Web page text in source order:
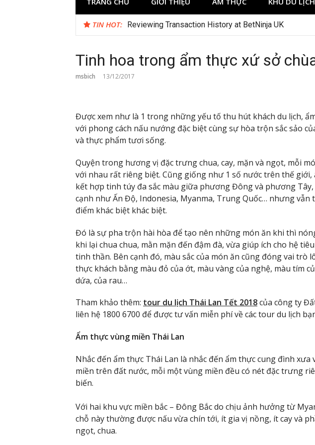
TIN HOT: Test
Tinh hoa trong ẩm thực xứ sở
msbich 13/12/2017
Được xem như là 1 trong những yếu tố thu hút khách du lịch,
với phong cách nấu nướng đặc biệt cùng sự hòa trộn sắc sảo
và thực phẩm tươi sống.
Quyện trong hương vị đặc trưng chua, cay, mặn và ngọt, mỗi
với nhau rất riêng biệt. Cũng giống như 1 số nước trên thế giới,
kết hợp tinh túy đa sắc màu giữa phương Đông và phương Tây,
cạnh như Ấn Độ, Indonesia, Myanma, Trung Quốc… nhưng
điểm khác biệt khác biệt.
Đó là sự pha trộn hài hòa để tạo nên những món ăn khi thì
khi lại chua chua, mằn mặn đến đậm đà, vừa giúp ích cho hệ
tinh thần. Bên cạnh đó, màu sắc của món ăn cũng đóng vai trò
thực khách bằng màu đỏ của ớt, màu vàng của nghệ, màu tím
dứa, của rau…
Tham khảo thêm: tour du lịch Thái Lan Tết 2018của công ty
liên hệ 1800 6700 để được tư vấn miễn phí về các tour du lịch
Ẩm thực vùng miền Thái Lan
Nhắc đến ẩm thực Thái Lan là nhắc đến ẩm thực cung đình xưa
miền trên đất nước, mỗi một vùng miền đều có nét đặc trưng
biến.
Với hai khu vực miền bắc – Đông Bắc do chịu ảnh hưởng từ
chỗ này thường được nấu vừa chín tới, ít gia vị nồng, ít cay và
ngọt, chua.